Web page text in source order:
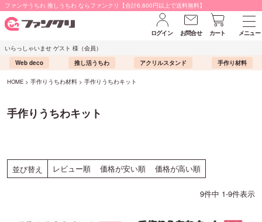
ファンサうちわ 推しうちわ ならファンクリ【合計6,600円以上で送料無料】
ログイン お問合せ カート
メニュー
いらっしゃいませ ゲスト 様（会員）
Web deco
推し活うちわ アクリルスタンド 手作り材料
HOME 手作りうちわ材料 手作りうちわキット
手作りうちわキット
並び替え レビュー順 価格が安い順 価格が高い順
9件中 1-9件表示